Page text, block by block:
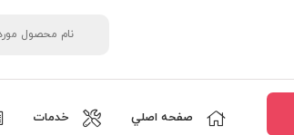
صفحه اصلي خدمات